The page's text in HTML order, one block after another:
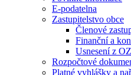
E-podatelna
Zastupitelstvo obce
Členové
Finanční a
Usnesení z OZ
Rozpočtové
Platné vyhlášky a